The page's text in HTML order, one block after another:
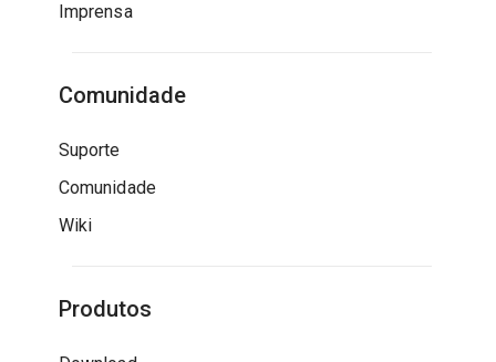
Imprensa
Comunidade
Suporte
Comunidade
Wiki
Produtos